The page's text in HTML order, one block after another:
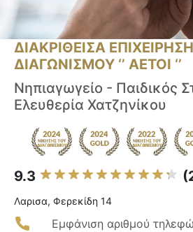
ΔΙΑΚΡΙΘΕΙΣΑ
ΔΙΑΓΩΝΙΣΜΟΥ ‘’ ΑΕΤΟΙ ‘’
Νηπιαγωγείο - Παιδικός
Ελευθερία Χατζηνίκου
9.3
Λαρισα, Φερεκίδη 14
Εμφάνιση αριθμού